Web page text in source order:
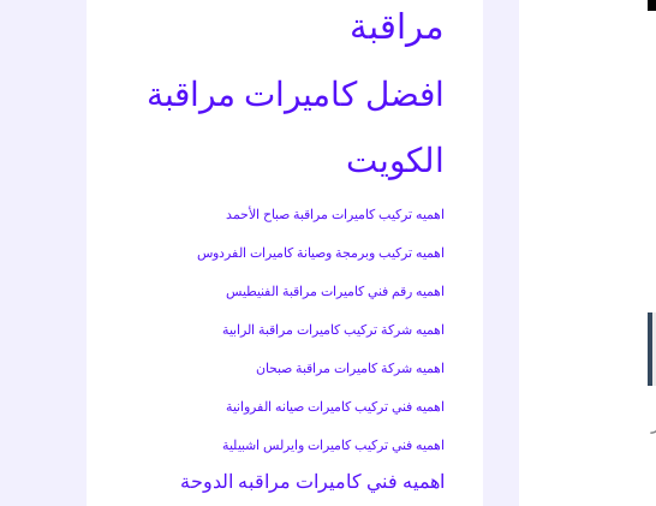
مراقبة
افضل كاميرات مراقبة
الكويت
اهميه تركيب كاميرات مراقبة صباح الأحمد
اهميه تركيب وبرمجة وصيانة كاميرات الفردوس
اهميه رقم فني كاميرات مراقبة الفنيطيس
اهميه شركة تركيب كاميرات مراقبة الرابية
اهميه شركة كاميرات مراقبة صبحان
اهميه فني تركيب كاميرات صيانه الفروانية
اهميه فني تركيب كاميرات وايرلس اشبيلية
اهميه فني كاميرات مراقبه الدوحة